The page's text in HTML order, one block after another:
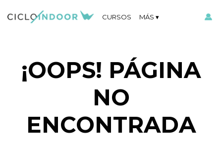
CURSOS MÁS
¡OOPS! PÁGINA
NO
ENCONTRADA